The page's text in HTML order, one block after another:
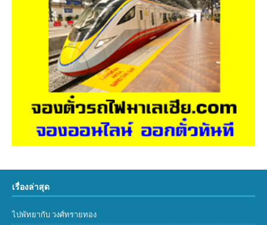
เรื่องล่าสุด
ไปพัทยากับ วงศ์ทรายทอง